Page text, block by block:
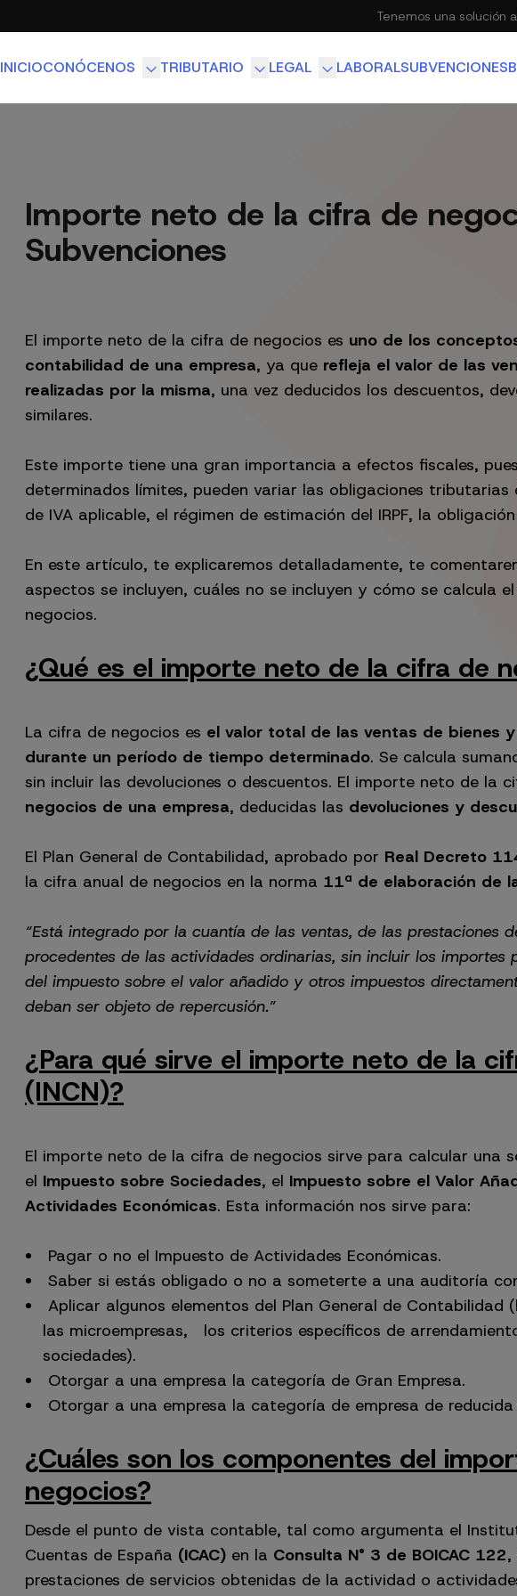
Tenemos una solución
INICIOCONÓCENOS TRIBUTARIO LEGAL LABORALSUBVENCIONES
Importe neto de la cifra de
Subvenciones
El importe neto de la cifra de negocios es uno de los
contabilidad de una empresa, ya que refleja el valor de las
realizadas por la misma, una vez deducidos los descuentos,
similares.
Este importe tiene una gran importancia a efectos fiscales,
determinados límites, pueden variar las obligaciones tributarias
de IVA aplicable, el régimen de estimación del IRPF, la
En este artículo, te explicaremos detalladamente, te
aspectos se incluyen, cuáles no se incluyen y cómo se calcula
negocios.
¿Qué es el importe neto de la cifra de
La cifra de negocios es el valor total de las ventas de bienes
durante un período de tiempo determinado. Se calcula
sin incluir las devoluciones o descuentos. El importe neto de la
negocios de una empresa, deducidas las devoluciones y
El Plan General de Contabilidad, aprobado por Real Decreto
la cifra anual de negocios en la norma 11ª de elaboración de
“Está integrado por la cuantía de las ventas, de las prestaciones
procedentes de las actividades ordinarias, sin incluir los
del impuesto sobre el valor añadido y otros impuestos
deban ser objeto de repercusión.”
¿Para qué sirve el importe neto de la
(INCN)?
El importe neto de la cifra de negocios sirve para calcular una
el Impuesto sobre Sociedades, el Impuesto sobre el Valor
Actividades Económicas. Esta información nos sirve para:
Pagar o no el Impuesto de Actividades Económicas.
Saber si estás obligado o no a someterte a una auditoría
Aplicar algunos elementos del Plan General de Contabilidad
las microempresas, los criterios específicos de
sociedades).
Otorgar a una empresa la categoría de Gran Empresa.
Otorgar a una empresa la categoría de empresa de reducida
¿Cuáles son los componentes del
negocios?
Desde el punto de vista contable, tal como argumenta el
Cuentas de España (ICAC) en la Consulta N° 3 de BOICAC 122,
prestaciones de servicios obtenidas de la actividad o